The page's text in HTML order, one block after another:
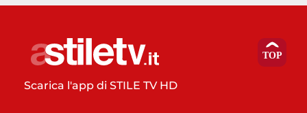
Scarica l'app di STILE TV HD